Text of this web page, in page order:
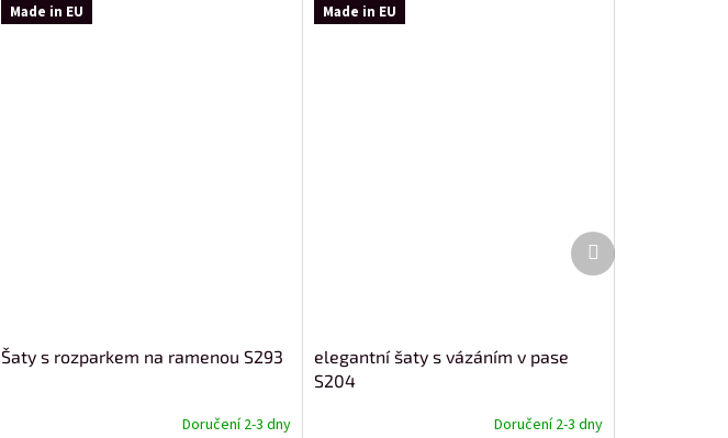
Made in EU
Šaty s rozparkem na ramenou S293
Doručení 2-3 dny
Made in EU
elegantní šaty s vázáním v pase
S204
Doručení 2-3 dny
Další
produkt